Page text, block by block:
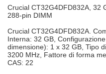
Crucial CT32G4DFD832A, 32
288-pin DIMM
Crucial CT32G4DFD832A.
Interna: 32 GB,
dimensione): 1 x 32 GB, Tipo
3200 MHz, Fattore di forma
CAS: 22